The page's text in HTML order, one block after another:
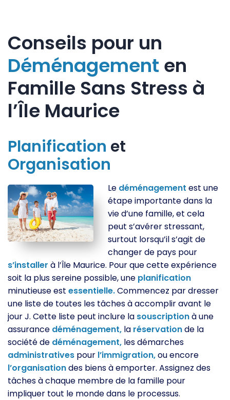
Conseils pour un
Déménagement en
Famille Sans Stress à
l’Île Maurice
Planification et
Organisation
Le déménagement est une
étape importante dans la
vie d’une famille, et cela
peut s’avérer stressant,
surtout lorsqu’il s’agit de
changer de pays pour
s’installer à l’Île Maurice. Pour que cette expérience
soit la plus sereine possible, une planification
minutieuse est essentielle.Commencez par dresser
une liste de toutes les tâches à accomplir avant le
jour J. Cette liste peut inclure la souscriptionà une
assurance déménagement, la réservationde la
société de déménagement, les démarches
administratives pour l’immigration,ou encore
l’organisationdes biens à emporter. Assignez des
tâches à chaque membre de la famille pour
impliquer tout le monde dans le processus.